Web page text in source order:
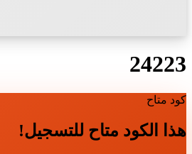
24223
كود متاح
هذا الكود متاح للتسجيل!